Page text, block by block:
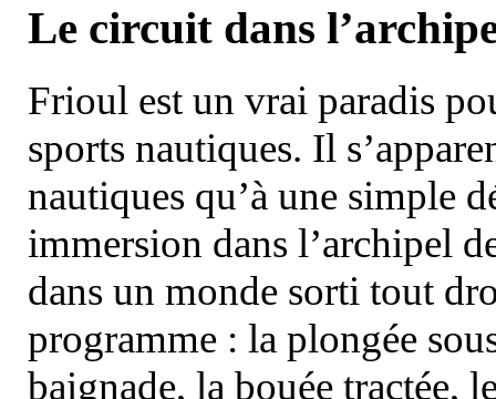
Le circuit dans
Frioul est un vrai paradis
sports nautiques. Il
nautiques qu’à une simple
immersion dans l’archipel
dans un monde sorti tout
programme : la plongée
baignade, la bouée tractée,